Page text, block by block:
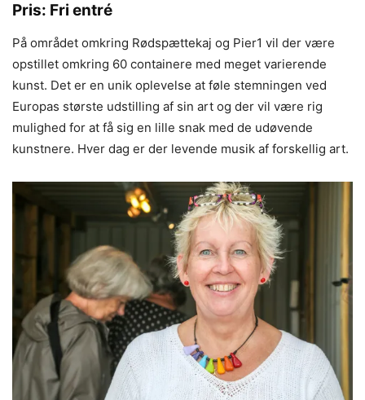
Pris: Fri entré
På området omkring Rødspættekaj og Pier1 vil der være
opstillet omkring 60 containere med meget varierende
kunst. Det er en unik oplevelse at føle stemningen ved
Europas største udstilling af sin art og der vil være rig
mulighed for at få sig en lille snak med de udøvende
kunstnere. Hver dag er der levende musik af forskellig art.